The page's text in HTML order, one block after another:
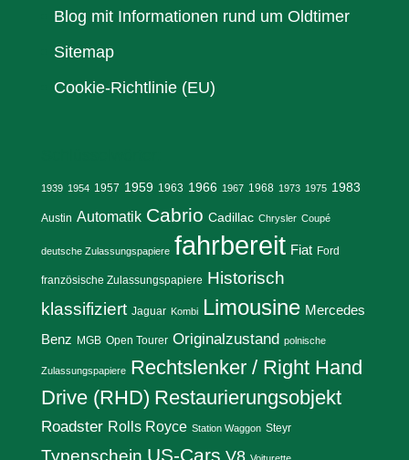
Blog mit Informationen rund um Oldtimer
Sitemap
Cookie-Richtlinie (EU)
1939 1954 1957 1959 1963 1966 1967 1968 1973 1975 1983
Austin Automatik Cabrio Cadillac Chrysler Coupé
deutsche Zulassungspapiere fahrbereit Fiat Ford
französische Zulassungspapiere Historisch
klassifiziert Jaguar Kombi Limousine Mercedes
Benz MGB Open Tourer Originalzustand polnische
Zulassungspapiere Rechtslenker / Right Hand
Drive (RHD) Restaurierungsobjekt
Roadster Rolls Royce Station Waggon Steyr
Typenschein US-Cars